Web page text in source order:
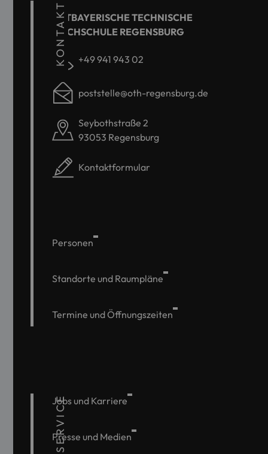
KONTAKT
OSTBAYERISCHE TECHNISCHE
HOCHSCHULE REGENSBURG
+49 941 943 02
poststelle@oth-regensburg.de
Seybothstraße 2
93053 Regensburg
Kontaktformular
Personen
Standorte und Raumpläne
Termine und Öffnungszeiten
SERVICE
Jobs und Karriere
Presse und Medien